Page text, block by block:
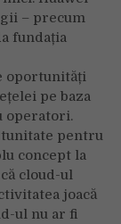
– precum
fundația
oportunități
pe baza
operatori.
pentru
concept la
cloud-ul
joacă
ul nu ar fi